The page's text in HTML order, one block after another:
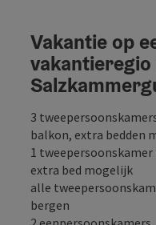
Vakantie op
3
balkon, extra bedden
1 tweepersoonskamer
extra bed mogelijk
alle
bergen